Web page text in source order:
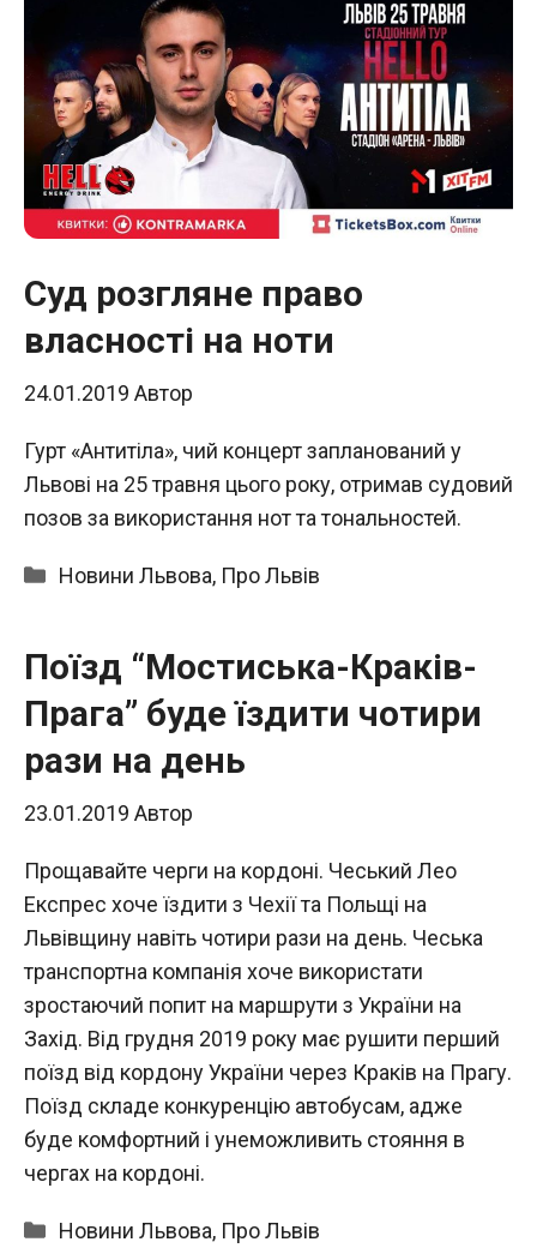
Суд розгляне право
власності на ноти
24.01.2019 Автор
Гурт «Антитіла», чий концерт запланований у
Львові на 25 травня цього року, отримав судовий
позов за використання нот та тональностей.
Категорії
Новини Львова, Про Львів
Поїзд “Мостиська-Краків-
Прага” буде їздити чотири
рази на день
23.01.2019 Автор
Прощавайте черги на кордоні. Чеський Лео
Експрес хоче їздити з Чехії та Польщі на
Львівщину навіть чотири рази на день. Чеська
транспортна компанія хоче використати
зростаючий попит на маршрути з України на
Захід. Від грудня 2019 року має рушити перший
поїзд від кордону України через Краків на Прагу.
Поїзд складе конкуренцію автобусам, адже
буде комфортний і унеможливить стояння в
чергах на кордоні.
Категорії
Новини Львова, Про Львів